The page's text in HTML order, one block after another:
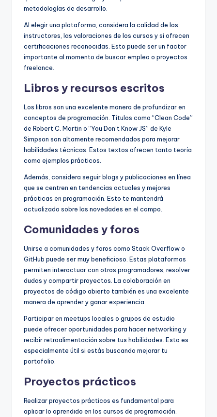
metodologías de desarrollo.
Al elegir una plataforma, considera la calidad de los
instructores, las valoraciones de los cursos y si ofrecen
certificaciones reconocidas. Esto puede ser un factor
importante al momento de buscar empleo o proyectos
freelance.
Libros y recursos escritos
Los libros son una excelente manera de profundizar en
conceptos de programación. Títulos como “Clean Code”
de Robert C. Martin o “You Don’t Know JS” de Kyle
Simpson son altamente recomendados para mejorar
habilidades técnicas. Estos textos ofrecen tanto teoría
como ejemplos prácticos.
Además, considera seguir blogs y publicaciones en línea
que se centren en tendencias actuales y mejores
prácticas en programación. Esto te mantendrá
actualizado sobre las novedades en el campo.
Comunidades y foros
Unirse a comunidades y foros como Stack Overflow o
GitHub puede ser muy beneficioso. Estas plataformas
permiten interactuar con otros programadores, resolver
dudas y compartir proyectos. La colaboración en
proyectos de código abierto también es una excelente
manera de aprender y ganar experiencia.
Participar en meetups locales o grupos de estudio
puede ofrecer oportunidades para hacer networking y
recibir retroalimentación sobre tus habilidades. Esto es
especialmente útil si estás buscando mejorar tu
portafolio.
Proyectos prácticos
Realizar proyectos prácticos es fundamental para
aplicar lo aprendido en los cursos de programación.